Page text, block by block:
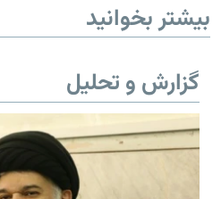
بیشتر بخوانید
گزارش و تحلیل